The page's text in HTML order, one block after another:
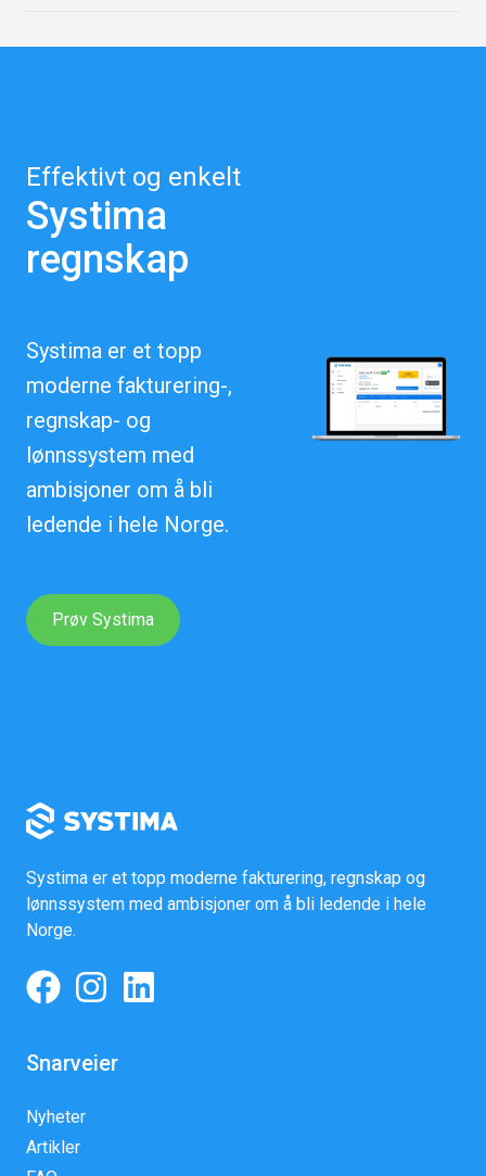
Effektivt og enkelt
Systima
regnskap
Systima er et topp
moderne fakturering-,
regnskap- og
lønnssystem med
ambisjoner om å bli
ledende i hele Norge.
Prøv Systima
Systima er et topp moderne fakturering, regnskap og
lønnssystem med ambisjoner om å bli ledende i hele
Norge.
Snarveier
Nyheter
Artikler